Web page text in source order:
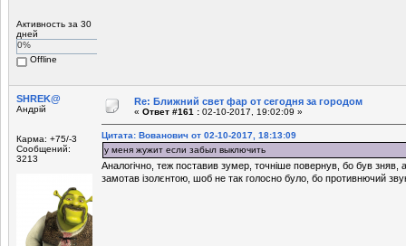
Активность за 30
дней
0%
Offline
SHREK@
Андрій
Карма: +75/-3
Сообщений:
3213
Re: Ближний свет фар от сегодня за городом
« Ответ #161 : 02-10-2017, 19:02:09 »
Цитата: Вованович от 02-10-2017, 18:13:09
у меня жужит если забыл выключить
Аналогічно, теж поставив зумер, точніше повернув, бо був зняв,
замотав ізолєнтою, шоб не так голосно було, бо противнючий